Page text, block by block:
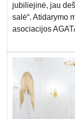
jubiliejinė, jau
salė“. Atidarymo
asociacijos